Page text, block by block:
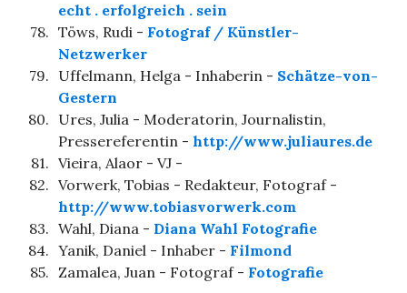
echt . erfolgreich . sein
78. Töws, Rudi - Fotograf / Künstler-
Netzwerker
79. Uffelmann, Helga - Inhaberin - Schätze-von-
Gestern
80. Ures, Julia - Moderatorin, Journalistin,
Pressereferentin - http://www.juliaures.de
81. Vieira, Alaor - VJ -
82. Vorwerk, Tobias - Redakteur, Fotograf -
http://www.tobiasvorwerk.com
83. Wahl, Diana - Diana Wahl Fotografie
84. Yanik, Daniel - Inhaber - Filmond
85. Zamalea, Juan - Fotograf - Fotografie